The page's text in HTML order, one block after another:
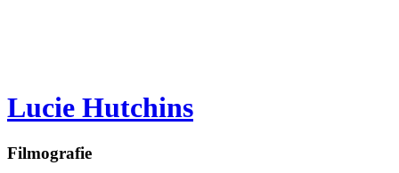
Lucie Hutchins
Filmografie